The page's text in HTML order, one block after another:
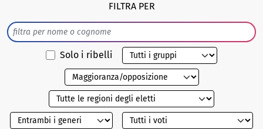
FILTRA PER
Solo i ribelli